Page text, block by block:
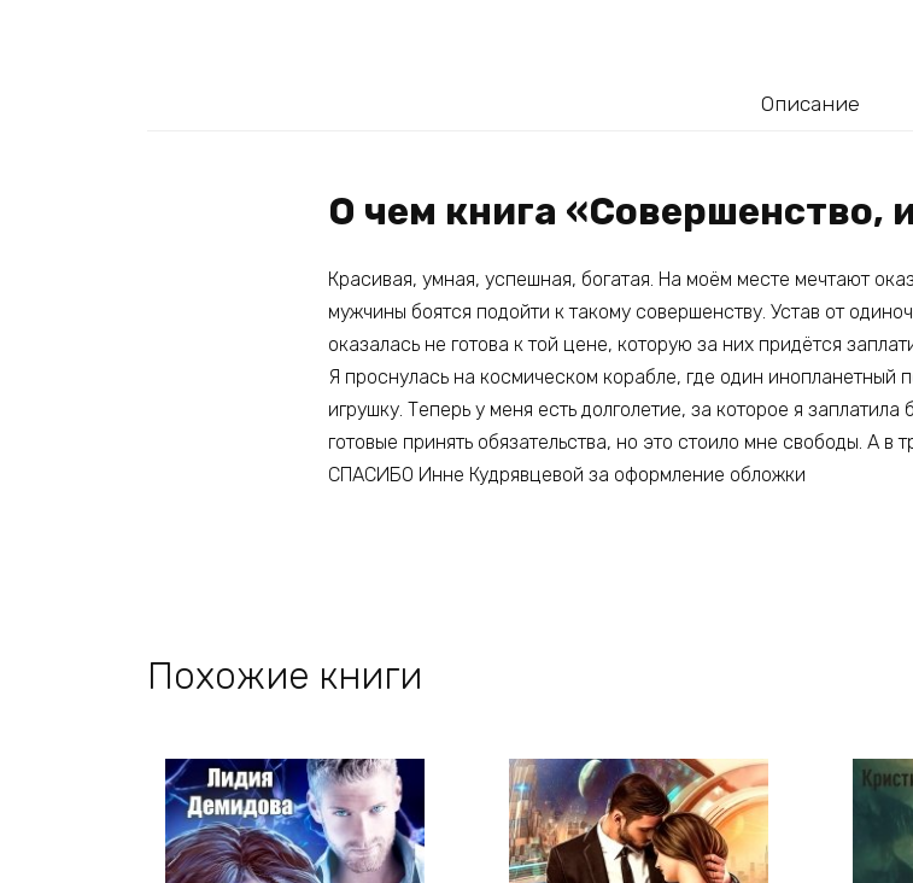
Описание
О чем книга «Совершенство,
Красивая, умная, успешная, богатая. На моём месте мечтают
мужчины боятся подойти к такому совершенству. Устав от
оказалась не готова к той цене, которую за них придётся
Я проснулась на космическом корабле, где один инопланетный
игрушку. Теперь у меня есть долголетие, за которое я
готовые принять обязательства, но это стоило мне свободы. А в
СПАСИБО Инне Кудрявцевой за оформление обложки
Похожие книги